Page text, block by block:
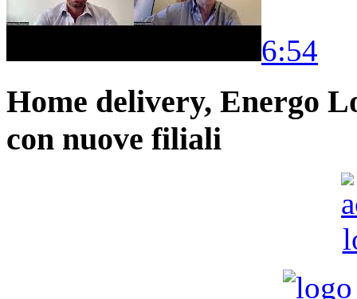
6:54
Home delivery, Energo
con nuove filiali